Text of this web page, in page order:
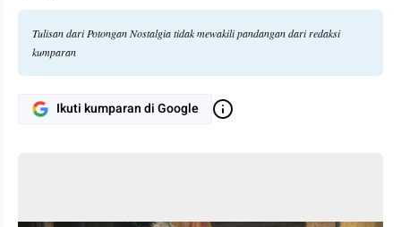
Tulisan dari Potongan Nostalgia tidak mewakili pandangan dari redaksi
kumparan
Ikuti kumparan di Google